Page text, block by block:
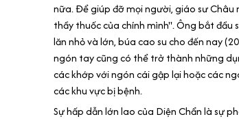
nữa. Để giúp đỡ mọi người, giáo sư
thầy thuốc của chính mình". Ông bắt đầu
lăn nhỏ và lớn, búa cao su cho đến nay
ngón tay cũng có thể trở thành những
các khớp với ngón cái gập lại hoặc các
các khu vực bị bệnh.
Sự hấp dẫn lớn lao của Diện Chẩn là sự